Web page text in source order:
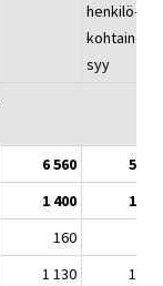
henkilö-
kohtainen
syy
6 560
510
1 400
160
160
1 130
150